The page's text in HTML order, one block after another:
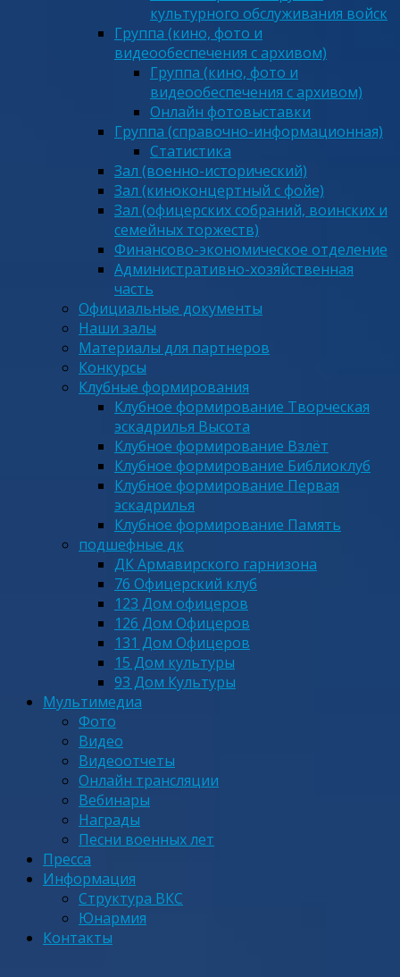
культурного обслуживания войск
Группа (кино, фото и
видеообеспечения с архивом)
Группа (кино, фото и
видеообеспечения с архивом)
Онлайн фотовыставки
Группа (справочно-информационная)
Статистика
Зал (военно-исторический)
Зал (киноконцертный с фойе)
Зал (офицерских собраний, воинских и
семейных торжеств)
Финансово-экономическое отделение
Административно-хозяйственная
часть
Официальные документы
Наши залы
Материалы для партнеров
Конкурсы
Клубные формирования
Клубное формирование Творческая
эскадрилья Высота
Клубное формирование Взлёт
Клубное формирование Библиоклуб
Клубное формирование Первая
эскадрилья
Клубное формирование Память
подшефные дк
ДК Армавирского гарнизона
76 Офицерский клуб
123 Дом офицеров
126 Дом Офицеров
131 Дом Офицеров
15 Дом культуры
93 Дом Культуры
Мультимедиа
Фото
Видео
Видеоотчеты
Онлайн трансляции
Вебинары
Награды
Песни военных лет
Пресса
Информация
Структура ВКС
Юнармия
Контакты